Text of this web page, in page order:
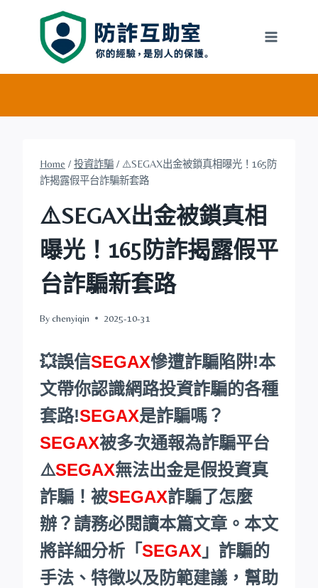
Home / 投資詐騙 / ⚠️SEGAX出金被鎖真相曝光！165防
詐揭露假平台詐騙新套路
⚠️SEGAX出金被鎖真相
曝光！165防詐揭露假平
台詐騙新套路
Bychenyiqin 2025-10-31
💥誤信SEGAX慘遭詐騙陷阱!本
文帶你認識網路投資詐騙的各種
套路!SEGAX是詐騙嗎？
SEGAX被多次通報為詐騙平台
⚠️SEGAX無法出金是假投資真
詐騙！被SEGAX詐騙了怎麼
辦？請務必閱讀本篇文章。本文
將詳細分析「SEGAX 」詐騙的
手法、特徵以及防範建議，幫助